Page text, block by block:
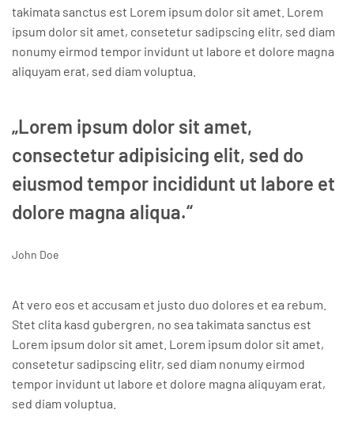
takimata sanctus est Lorem ipsum dolor sit amet. Lorem
ipsum dolor sit amet, consetetur sadipscing elitr, sed diam
nonumy eirmod tempor invidunt ut labore et dolore magna
aliquyam erat, sed diam voluptua.
„Lorem ipsum dolor sit amet,
consectetur adipisicing elit, sed do
eiusmod tempor incididunt ut labore et
dolore magna aliqua.“
John Doe
At vero eos et accusam et justo duo dolores et ea rebum.
Stet clita kasd gubergren, no sea takimata sanctus est
Lorem ipsum dolor sit amet. Lorem ipsum dolor sit amet,
consetetur sadipscing elitr, sed diam nonumy eirmod
tempor invidunt ut labore et dolore magna aliquyam erat,
sed diam voluptua.